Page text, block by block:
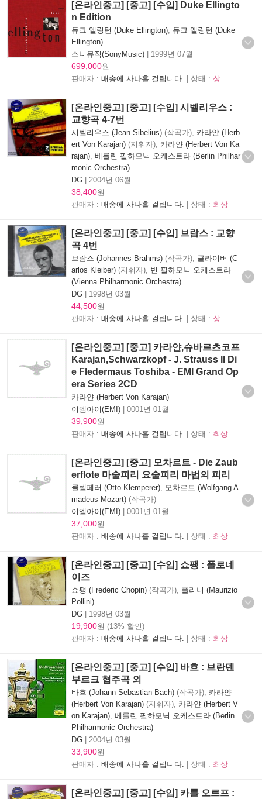
[온라인중고] [중고] [수입] Duke Ellingto
n Edition
듀크 엘링턴 (Duke Ellington) 듀크 엘링턴 (Duke
Ellington)
소니뮤직(SonyMusic) | 1999년 07월
699,000원
판매자 : 배송에 사나흘 걸립니다. | 상태 : 상
[온라인중고] [중고] [수입] 시벨리우스 :
교향곡 4-7번
시벨리우스 (Jean Sibelius) (작곡가), 카라얀 (Herb
ert Von Karajan) (지휘자), 카라얀 (Herbert Von Ka
rajan) 베를린 필하모닉 오케스트라 (Berlin Philhar
monic Orchestra)
DG | 2004년 06월
38,400원
판매자 : 배송에 사나흘 걸립니다. | 상태 : 최상
[온라인중고] [중고] [수입] 브람스 : 교향
곡 4번
브람스 (Johannes Brahms) (작곡가), 클라이버 (C
arlos Kleiber) (지휘자), 빈 필하모닉 오케스트라
(Vienna Philharmonic Orchestra)
DG | 1998년 03월
44,500원
판매자 : 배송에 사나흘 걸립니다. | 상태 : 상
[온라인중고] [중고] 카라얀,슈바르츠코프
Karajan,Schwarzkopf - J. Strauss II Di
e Fledermaus Toshiba - EMI Grand Op
era Series 2CD
카라얀 (Herbert Von Karajan)
이엠아이(EMI) | 0001년 01월
39,900원
판매자 : 배송에 사나흘 걸립니다. | 상태 : 최상
[온라인중고] [중고] 모차르트 - Die Zaub
erflote 마술피리 요술피리 마법의 피리
클렘페러 (Otto Klemperer)
모차르트 (Wolfgang A
madeus Mozart) (작곡가)
이엠아이(EMI) | 0001년 01월
37,000원
판매자 : 배송에 사나흘 걸립니다. | 상태 : 최상
[온라인중고] [중고] [수입] 쇼팽 : 폴로네
이즈
쇼팽 (Frederic Chopin) (작곡가), 폴리니 (Maurizio
Pollini)
DG | 1998년 03월
19,900원 (13% 할인)
판매자 : 배송에 사나흘 걸립니다. | 상태 : 최상
[온라인중고] [중고] [수입] 바흐 : 브란덴
부르크 협주곡 외
바흐 (Johann Sebastian Bach) (작곡가), 카라얀
(Herbert Von Karajan) (지휘자), 카라얀 (Herbert V
on Karajan) 베를린 필하모닉 오케스트라 (Berlin
Philharmonic Orchestra)
DG | 2004년 03월
33,900원
판매자 : 배송에 사나흘 걸립니다. | 상태 : 최상
[온라인중고] [중고] [수입] 카를 오르프 :